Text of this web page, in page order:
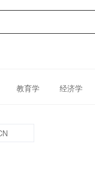
教育学 经济学